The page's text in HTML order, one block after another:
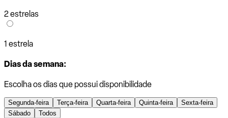
2 estrelas
1 estrela
Dias da semana:
Escolha os dias que possui disponibilidade
Segunda-feira Terça-feira Quarta-feira Quinta-feira
Sexta-feira
Sábado
Todos